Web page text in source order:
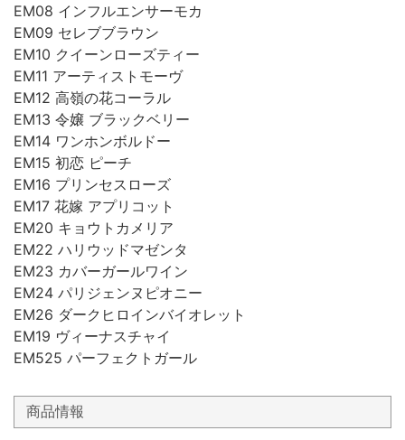
EM08 インフルエンサーモカ
EM09 セレブブラウン
EM10 クイーンローズティー
EM11 アーティストモーヴ
EM12 高嶺の花コーラル
EM13 令嬢 ブラックベリー
EM14 ワンホンボルドー
EM15 初恋 ピーチ
EM16 プリンセスローズ
EM17 花嫁 アプリコット
EM20 キョウトカメリア
EM22 ハリウッドマゼンタ
EM23 カバーガールワイン
EM24 パリジェンヌピオニー
EM26 ダークヒロインバイオレット
EM19 ヴィーナスチャイ
EM525 パーフェクトガール
商品情報